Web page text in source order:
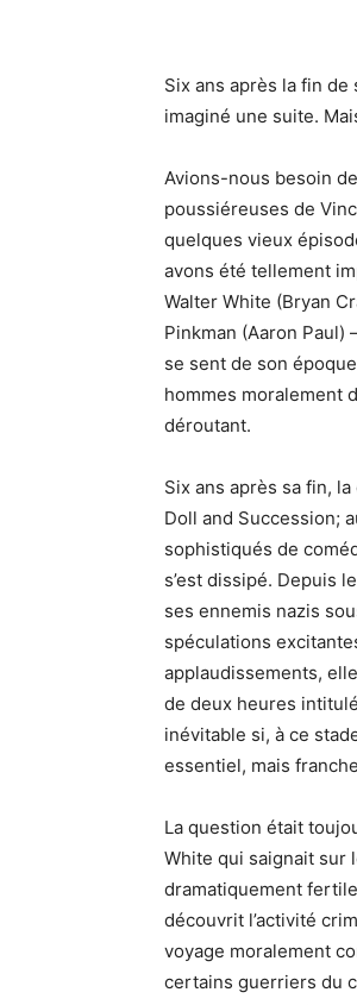
Six ans après la fin
imaginé une suite.
Avions-nous besoin
poussiéreuses de
quelques vieux
avons été tellement
Walter White (Bryan
Pinkman (Aaron Paul)
se sent de son
hommes moralement
déroutant.
Six ans après sa fin,
Doll and Succession;
sophistiqués de
s’est dissipé. Depuis
ses ennemis nazis
spéculations
applaudissements,
de deux heures
inévitable si, à ce
essentiel, mais
La question était
White qui saignait sur
dramatiquement
découvrit l’activité
voyage moralement
certains guerriers du